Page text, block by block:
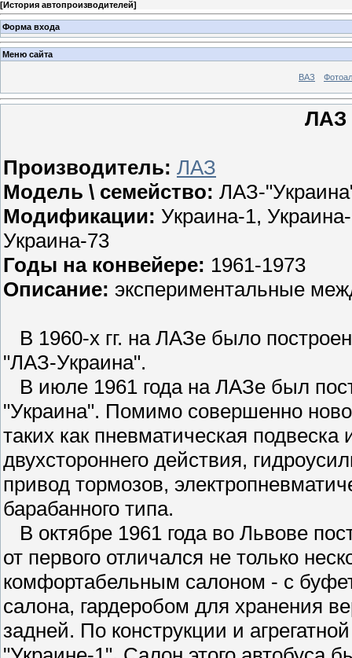
[История автопроизводителей]
Форма входа
Меню сайта
ВАЗ
ЛАЗ
Производитель: ЛАЗ
Модель \ семейство: ЛАЗ-
Модификации: Украина-1,
Украина-73
Годы на конвейере: 1961-1973
Описание: экспериментальные
В 1960-х гг. на ЛАЗе было
"ЛАЗ-Украина".
В июле 1961 года на ЛАЗе был
"Украина". Помимо совершенно
таких как пневматическая
двухстороннего действия,
привод тормозов,
барабанного типа.
В октябре 1961 года во Львове
от первого отличался не только
комфортабельным салоном - с
салона, гардеробом для хранения
задней. По конструкции и